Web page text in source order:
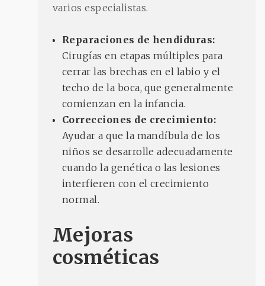
varios especialistas.
Reparaciones de hendiduras:
Cirugías en etapas múltiples para
cerrar las brechas en el labio y el
techo de la boca, que generalmente
comienzan en la infancia.
Correcciones de crecimiento:
Ayudar a que la mandíbula de los
niños se desarrolle adecuadamente
cuando la genética o las lesiones
interfieren con el crecimiento
normal.
Mejoras
cosméticas